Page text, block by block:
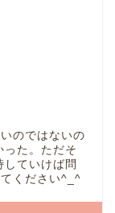
のではないの
った。ただそ
ていけば問
ください^_^